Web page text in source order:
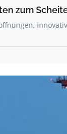
zum